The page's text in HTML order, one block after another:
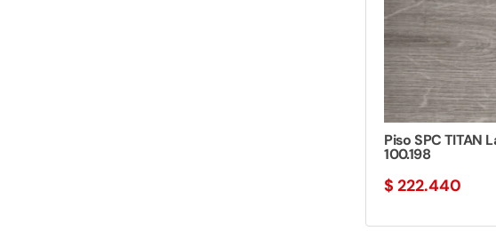
Piso SPC TITAN
100.198
$ 222.440